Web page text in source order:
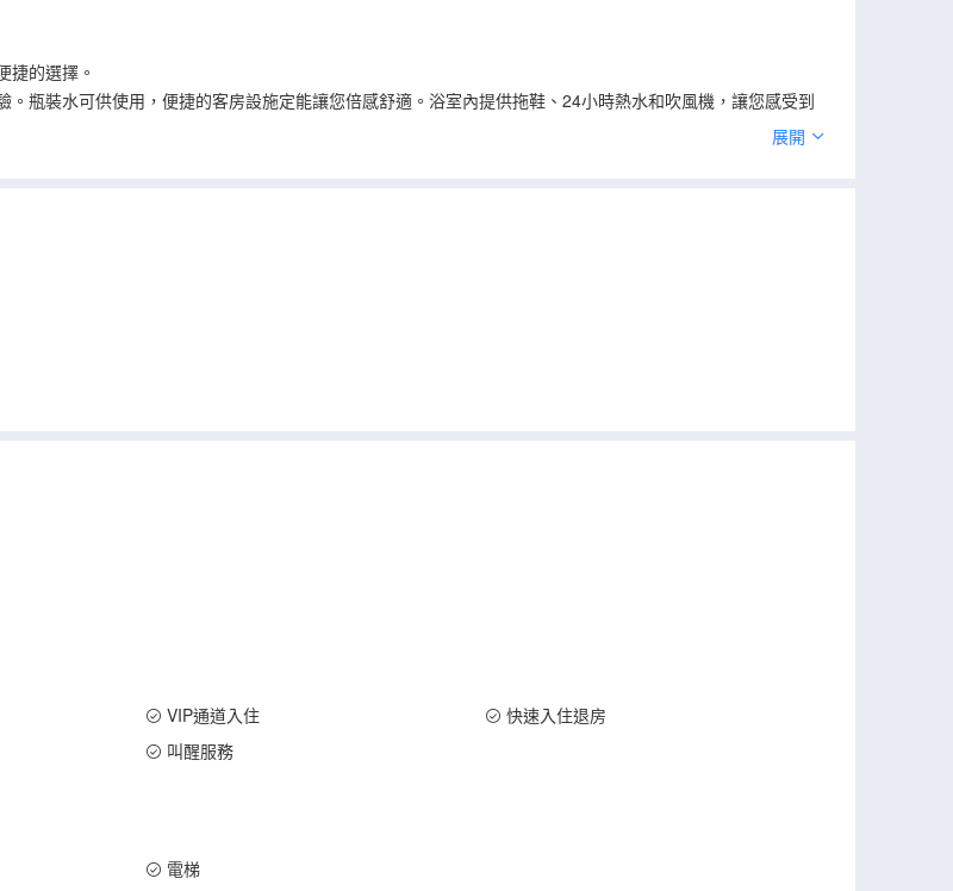
捷的選擇。
瓶裝水可供使用，便捷的客房設施定能讓您倍感舒適。浴室內提供拖鞋、24小時熱水和吹風機，讓您感受到
展開
VIP通道入住
快速入住退房
叫醒服務
電梯